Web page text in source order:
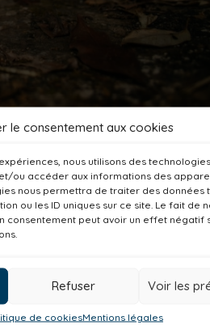
le consentement aux cookies
nous utilisons des
ou accéder aux informations des
nous permettra de traiter des données
ou les ID uniques sur ce site. Le fait de
consentement peut avoir un effet négatif
Refuser Voir les
de cookiesMentions légales